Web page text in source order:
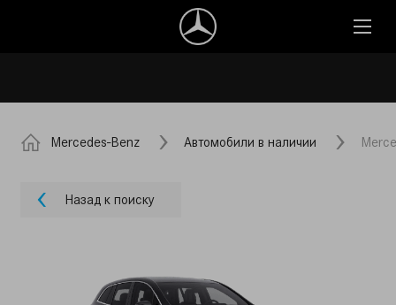
Mercedes-Benz Автомобили в наличии
Назад к поиску